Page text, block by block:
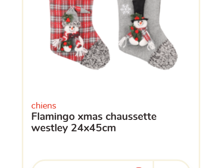
chiens
flamingo xmas chaussette
westley 24x45cm